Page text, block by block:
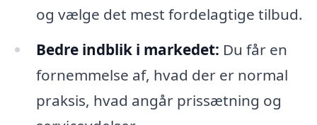
og vælge det mest fordelagtige tilbud.
Bedre indblik i markedet: Du får en
fornemmelse af, hvad der er normal
praksis, hvad angår prissætning og